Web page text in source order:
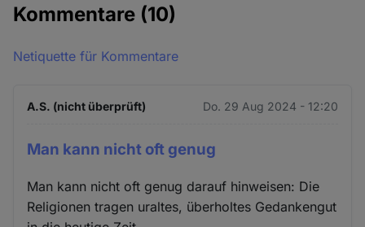
Kommentare (10)
Netiquette für Kommentare
A.S. (nicht überprüft) Do. 29 Aug 2024 - 12:20
Man kann nicht oft genug
Man kann nicht oft genug darauf hinweisen: Die
Religionen tragen uraltes, überholtes Gedankengut